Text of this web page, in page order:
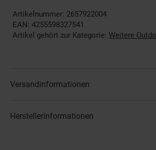
Artikelnummer: 2657922004
EAN: 4255598327541
Artikel gehört zur Kategorie: Weitere
Versandinformationen
Herstellerinformationen